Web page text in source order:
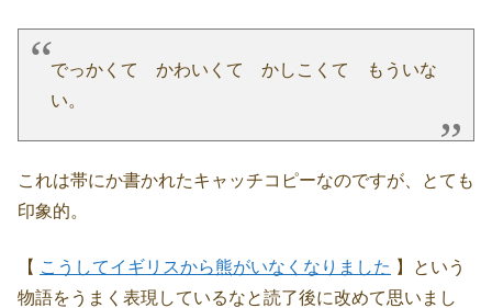
でっかくて かわいくて かしこくて もういな
い。
これは帯にか書かれたキャッチコピーなのですが、とても
印象的。
【 こうしてイギリスから熊がいなくなりました 】という
物語をうまく表現しているなと読了後に改めて思いまし